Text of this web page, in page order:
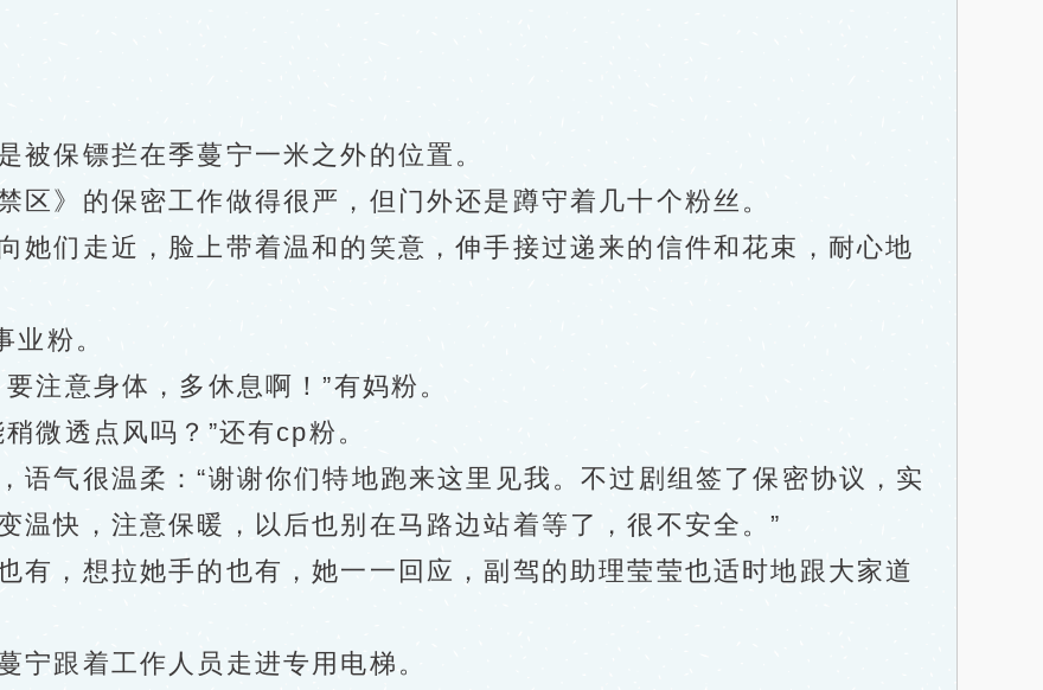
保镖拦在季蔓宁一米之外的位置。
》的保密工作做得很严，但门外还是蹲守着几十个粉丝。
们走近，脸上带着温和的笑意，伸手接过递来的信件和花束，耐心地
粉。
意身体，多休息啊！”有妈粉。
透点风吗？”还有cp粉。
气很温柔：“谢谢你们特地跑来这里见我。不过剧组签了保密协议，实
温快，注意保暖，以后也别在马路边站着等了，很不安全。”
，想拉她手的也有，她一一回应，副驾的助理莹莹也适时地跟大家道
跟着工作人员走进专用电梯。